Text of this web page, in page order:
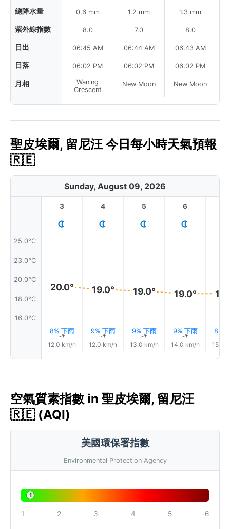
總降水量
紫外線指數
日出
日落
月相
0.6 mm
8.0
06:45 AM
06:02 PM
Waning
Crescent
1.2 mm
7.0
06:44 AM
06:02 PM
New Moon
1.3 mm
8.0
06:43 AM
06:02 PM
New Moon
聖皮埃爾, 留尼汪 今日每小時天氣預報
🇷🇪
Sunday, August 09, 2026
25.0°C
23.0°C
20.0°C
18.0°C
16.0°C
3
20.0°
8% 下雨
↑
12.0 km/h
4
19.0°
9% 下雨
↑
12.0 km/h
5
19.0°
9% 下雨
↑
13.0 km/h
6
19.0°
9% 下雨
↑
14.0 km/h
8%
15.0
空氣質素指數 in 聖皮埃爾, 留尼汪
🇷🇪 (AQI)
美國環保署指數
Environmental Protection Agency
1
1 2 3 4 5 6